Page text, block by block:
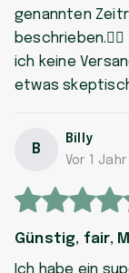
genannten
ich keine
etwas
B
Billy
Vor 1 Jahr
Günstig, fair,
Ich habe ein